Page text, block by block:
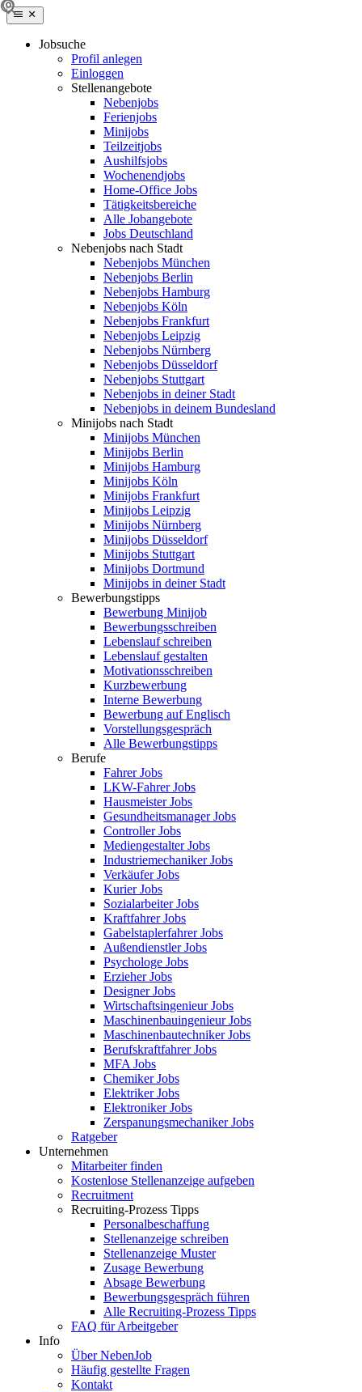
Jobsuche
Profil anlegen
Einloggen
Stellenangebote
Nebenjobs
Ferienjobs
Minijobs
Teilzeitjobs
Aushilfsjobs
Wochenendjobs
Home-Office Jobs
Tätigkeitsbereiche
Alle Jobangebote
Jobs Deutschland
Nebenjobs nach Stadt
Nebenjobs München
Nebenjobs Berlin
Nebenjobs Hamburg
Nebenjobs Köln
Nebenjobs Frankfurt
Nebenjobs Leipzig
Nebenjobs Nürnberg
Nebenjobs Düsseldorf
Nebenjobs Stuttgart
Nebenjobs in deiner Stadt
Nebenjobs in deinem Bundesland
Minijobs nach Stadt
Minijobs München
Minijobs Berlin
Minijobs Hamburg
Minijobs Köln
Minijobs Frankfurt
Minijobs Leipzig
Minijobs Nürnberg
Minijobs Düsseldorf
Minijobs Stuttgart
Minijobs Dortmund
Minijobs in deiner Stadt
Bewerbungstipps
Bewerbung Minijob
Bewerbungsschreiben
Lebenslauf schreiben
Lebenslauf gestalten
Motivationsschreiben
Kurzbewerbung
Interne Bewerbung
Bewerbung auf Englisch
Vorstellungsgespräch
Alle Bewerbungstipps
Berufe
Fahrer Jobs
LKW-Fahrer Jobs
Hausmeister Jobs
Gesundheitsmanager Jobs
Controller Jobs
Mediengestalter Jobs
Industriemechaniker Jobs
Verkäufer Jobs
Kurier Jobs
Sozialarbeiter Jobs
Kraftfahrer Jobs
Gabelstaplerfahrer Jobs
Außendienstler Jobs
Psychologe Jobs
Erzieher Jobs
Designer Jobs
Wirtschaftsingenieur Jobs
Maschinenbauingenieur Jobs
Maschinenbautechniker Jobs
Berufskraftfahrer Jobs
MFA Jobs
Chemiker Jobs
Elektriker Jobs
Elektroniker Jobs
Zerspanungsmechaniker Jobs
Ratgeber
Unternehmen
Mitarbeiter finden
Kostenlose Stellenanzeige aufgeben
Recruitment
Recruiting-Prozess Tipps
Personalbeschaffung
Stellenanzeige schreiben
Stellenanzeige Muster
Zusage Bewerbung
Absage Bewerbung
Bewerbungsgespräch führen
Alle Recruiting-Prozess Tipps
FAQ für Arbeitgeber
Info
Über NebenJob
Häufig gestellte Fragen
Kontakt